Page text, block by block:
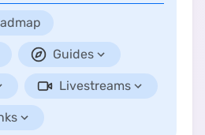
Guides
Livestreams